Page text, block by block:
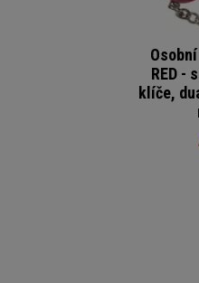
RED -
klíče,